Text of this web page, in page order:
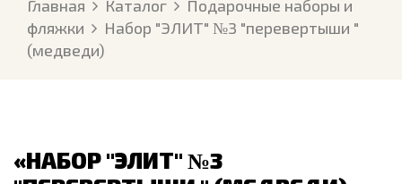
Главная Каталог
Подарочные наборы и
фляжки
Набор "ЭЛИТ" №3 "перевертыши "
(медведи)
«НАБОР "ЭЛИТ" №3